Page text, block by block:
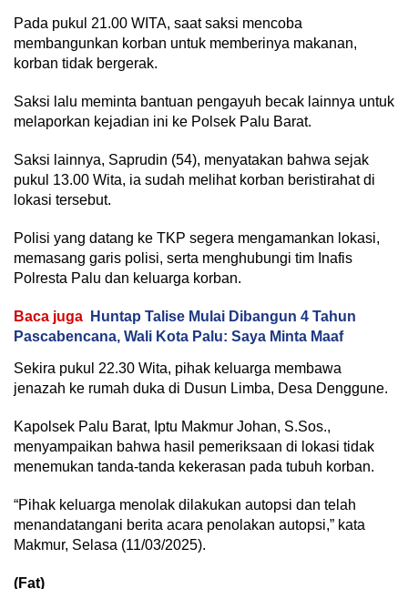
Pada pukul 21.00 WITA, saat saksi mencoba
membangunkan korban untuk memberinya makanan,
korban tidak bergerak.
Saksi lalu meminta bantuan pengayuh becak lainnya untuk
melaporkan kejadian ini ke Polsek Palu Barat.
Saksi lainnya, Saprudin (54), menyatakan bahwa sejak
pukul 13.00 Wita, ia sudah melihat korban beristirahat di
lokasi tersebut.
Polisi yang datang ke TKP segera mengamankan lokasi,
memasang garis polisi, serta menghubungi tim Inafis
Polresta Palu dan keluarga korban.
Baca juga
Huntap Talise Mulai Dibangun 4 Tahun
Pascabencana, Wali Kota Palu: Saya Minta Maaf
Sekira pukul 22.30 Wita, pihak keluarga membawa
jenazah ke rumah duka di Dusun Limba, Desa Denggune.
Kapolsek Palu Barat, Iptu Makmur Johan, S.Sos.,
menyampaikan bahwa hasil pemeriksaan di lokasi tidak
menemukan tanda-tanda kekerasan pada tubuh korban.
“Pihak keluarga menolak dilakukan autopsi dan telah
menandatangani berita acara penolakan autopsi,” kata
Makmur, Selasa (11/03/2025).
(Fat)